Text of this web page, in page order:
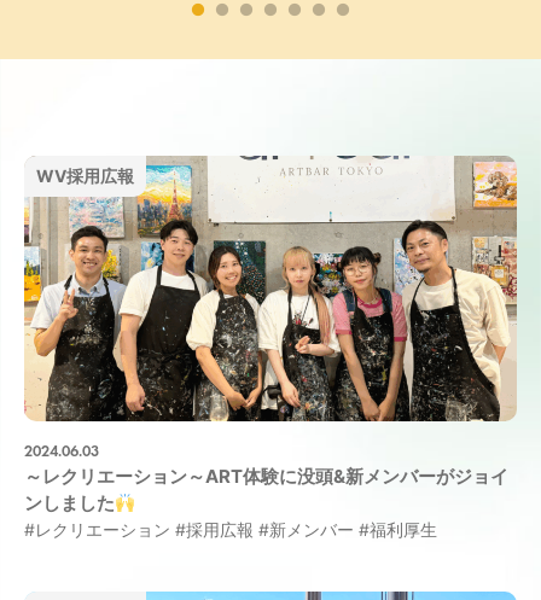
WV採用広報
2024.06.03
～レクリエーション～ART体験に没頭&新メンバーがジョイ
ンしました
#レクリエーション #採用広報 #新メンバー #福利厚生